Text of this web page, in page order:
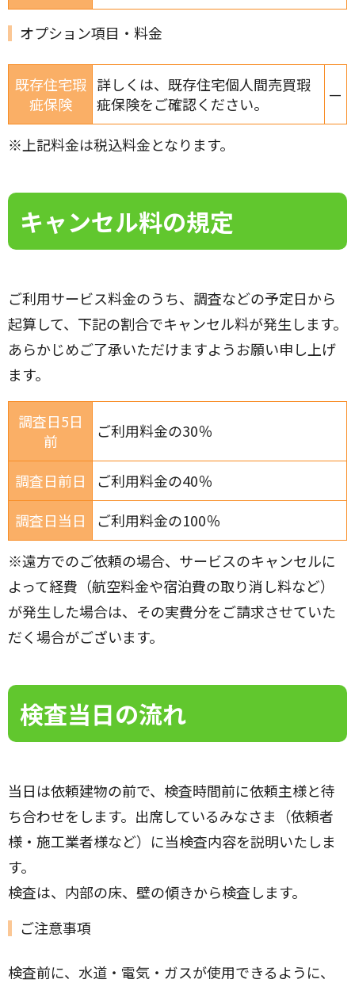
オプション項目・料金
既存住宅瑕
疵保険
詳しくは、既存住宅個人間売買瑕
疵保険をご確認ください。
—
※上記料金は税込料金となります。
キャンセル料の規定
ご利用サービス料金のうち、調査などの予定日から
起算して、下記の割合でキャンセル料が発生します。
あらかじめご了承いただけますようお願い申し上げ
ます。
調査日5日
前
ご利用料金の30％
調査日前日
ご利用料金の40％
調査日当日
ご利用料金の100％
※遠方でのご依頼の場合、サービスのキャンセルに
よって経費（航空料金や宿泊費の取り消し料など）
が発生した場合は、その実費分をご請求させていた
だく場合がございます。
検査当日の流れ
当日は依頼建物の前で、検査時間前に依頼主様と待
ち合わせをします。出席しているみなさま（依頼者
様・施工業者様など）に当検査内容を説明いたしま
す。
検査は、内部の床、壁の傾きから検査します。
ご注意事項
検査前に、水道・電気・ガスが使用できるように、